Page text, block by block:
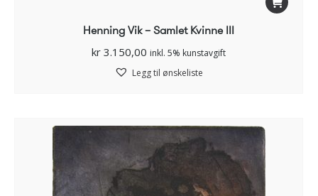
Henning Vik – Samlet Kvinne III
kr 3.150,00 inkl. 5% kunstavgift
Legg til ønskeliste